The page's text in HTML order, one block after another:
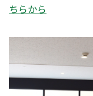
ちらから